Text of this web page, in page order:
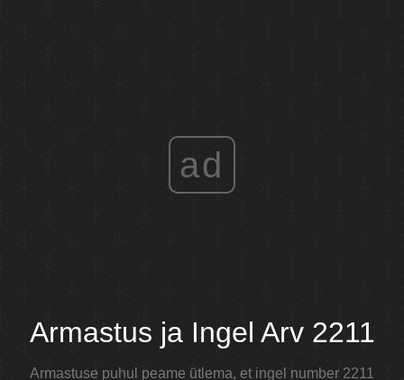
ad
Armastus ja Ingel Arv 2211
Armastuse puhul peame ütlema, et ingel number 2211